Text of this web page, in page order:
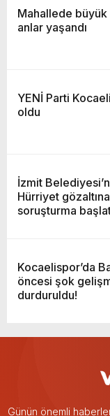
Mahallede
anlar yaşandı
YENİ Parti
oldu
İzmit
Hürriyet
soruşturma
Kocaelispor’da
öncesi şok
durduruldu!
Günün önemli